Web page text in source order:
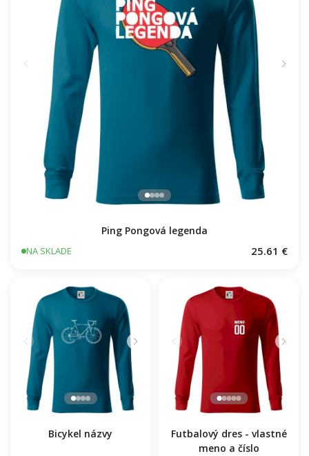
Ping Pongová legenda
NA SKLADE 25.61 €
Bicykel názvy
Futbalový dres - vlastné
meno a číslo